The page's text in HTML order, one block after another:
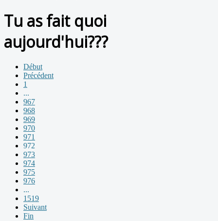
Tu as fait quoi
aujourd'hui???
Début
Précédent
1
...
967
968
969
970
971
972
973
974
975
976
...
1519
Suivant
Fin